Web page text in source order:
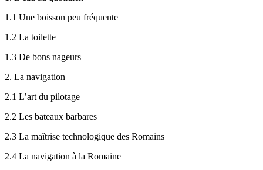
1.1 Une boisson peu fréquente
1.2 La toilette
1.3 De bons nageurs
2. La navigation
2.1 L’art du pilotage
2.2 Les bateaux barbares
2.3 La maîtrise technologique des Romains
2.4 La navigation à la Romaine